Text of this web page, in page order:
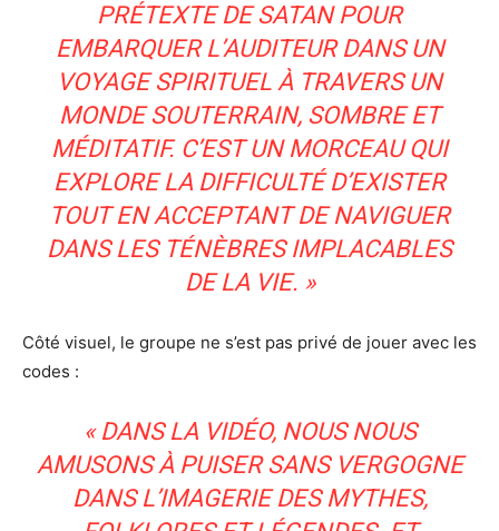
PRÉTEXTE DE SATAN POUR
EMBARQUER L’AUDITEUR DANS UN
VOYAGE SPIRITUEL À TRAVERS UN
MONDE SOUTERRAIN, SOMBRE ET
MÉDITATIF. C’EST UN MORCEAU QUI
EXPLORE LA DIFFICULTÉ D’EXISTER
TOUT EN ACCEPTANT DE NAVIGUER
DANS LES TÉNÈBRES IMPLACABLES
DE LA VIE. »
Côté visuel, le groupe ne s’est pas privé de jouer avec les
codes :
« DANS LA VIDÉO, NOUS NOUS
AMUSONS À PUISER SANS VERGOGNE
DANS L’IMAGERIE DES MYTHES,